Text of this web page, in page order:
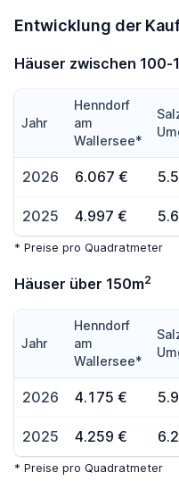
Entwicklung der
Häuser zwischen 100-
Jahr
Henndorf
am
Wallersee*
2026 6.067 €
2025 4.997 €
* Preise pro Quadratmeter
Häuser über 150m2
Jahr
Henndorf
am
Wallersee*
2026 4.175 €
2025 4.259 €
* Preise pro Quadratmeter